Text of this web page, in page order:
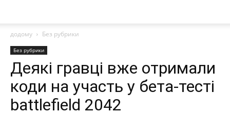
додому
Без рубрики
Без рубрики
Деякі гравці вже отримали
коди на участь у бета-тесті
battlefield 2042